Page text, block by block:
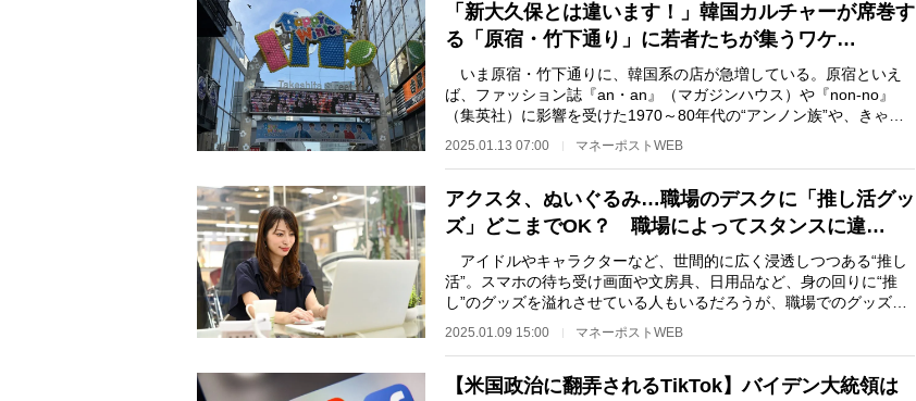
「新大久保とは違います！」韓国カルチャーが席巻す
る「原宿・竹下通り」に若者たちが集うワケ…
いま原宿・竹下通りに、韓国系の店が急増している。原宿といえ
ば、ファッション誌『an・an』（マガジンハウス）や『non-no』
（集英社）に影響を受けた1970～80年代の“アンノン族”や、きゃり
2025.01.13 07:00 マネーポストWEB
アクスタ、ぬいぐるみ…職場のデスクに「推し活グッ
ズ」どこまでOK？ 職場によってスタンスに違…
アイドルやキャラクターなど、世間的に広く浸透しつつある“推し
活”。スマホの待ち受け画面や文房具、日用品など、身の回りに“推
し”のグッズを溢れさせている人もいるだろうが、職場でのグッズの
2025.01.09 15:00 マネーポストWEB
【米国政治に翻弄されるTikTok】バイデン大統領は